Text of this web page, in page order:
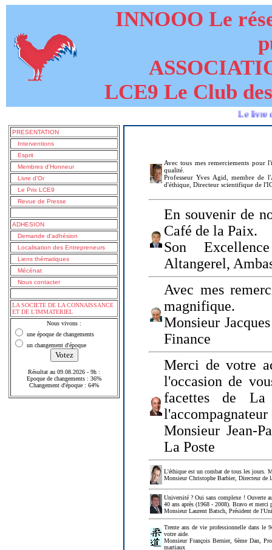
INNOOO Le
LCE9 Le Club
Le livre de LUC
PRESENTATION
Interventions
Esprit
Membres d'Honneur
Livre d'Or
Le Prix LCE9
Revue de Presse
ADHESION
Demande d'adhésion
Localisation des Entrepreneurs
Liens thématiques
Mécénat
Nous contacter
LA SOCIETE DE LA CONNAISSANCE
ET DE L'IMMATERIEL
Nous vivons :
une époque de changements
un changement d'époque
Résultat au 09.08.2026 - 9h :
Epoque de changements : 36%
Changement d'époque : 64%
Avec tous mes remerciements pour
qualité.
Professeur Yves Agid, membre de
d'éthique, Directeur scientifique de
En souvenir de
Café de la Paix.
Son
Altangerel,
Avec mes
magnifique.
Monsieur
Finance
Merci de votre
l'occasion de
facettes de
Monsieur Jean-
La Poste
L'éthique est un combat de tous les jours.
Monsieur Christophe Barbier, Directeur de
Université ? Oui sans complexe ! Ouverte
40 ans après (1968 - 2008). Bravo et merci
Monsieur Laurent Batsch, Président de
Trente ans de vie professionnelle dans le
votre aide.
Monsieur François Bernier, 6ème Dan,
martiaux